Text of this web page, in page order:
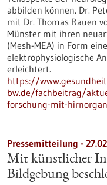
abbilden können. Dr.
mit Dr. Thomas Rauen
Münster mit ihren
(Mesh-MEA) in Form
elektrophysiologische
erleichtert.
https://
bw.de/fachbeitrag/
forschung-mit-
Pressemitteilung -
Mit künstlicher
Bildgebung